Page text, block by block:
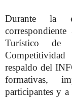
Durante la
Turístico de
respaldo del
formativas,
participantes y a